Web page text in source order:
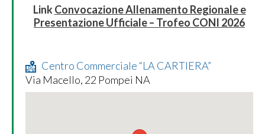
LinkConvocazione Allenamento Regionale e
Presentazione Ufficiale – Trofeo CONI 2026
Centro Commerciale “LA CARTIERA”
Via Macello, 22 Pompei NA